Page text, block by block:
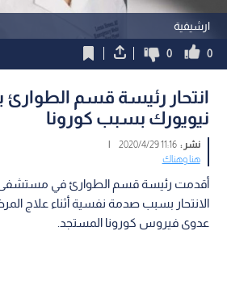
ارشيفية
0
0
انتحار رئيسة قسم
نيويورك بسبب كورونا
نشر :11:16 2020/4/29
|
هنا وهناك
أقدمت رئيسة قسم الطوارئ في مستشفى
الانتحار بسبب صدمة نفسية أثناء علاج
عدوى فيروس كورونا المستجد.